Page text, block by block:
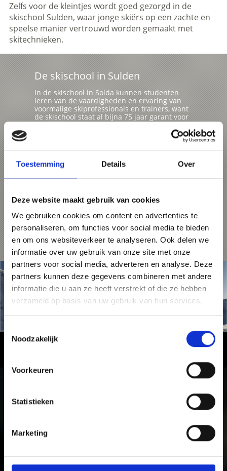
Toestemming Details Over
Deze website maakt gebruik van cookies
We gebruiken cookies om content en advertenties te
personaliseren, om functies voor social media te bieden
en om ons websiteverkeer te analyseren. Ook delen we
informatie over uw gebruik van onze site met onze
partners voor social media, adverteren en analyse. Deze
partners kunnen deze gegevens combineren met andere
informatie die u aan ze heeft verstrekt of die ze hebben
verzameld op basis van uw gebruik van hun services.
Toestemmingsselectie
Noodzakelijk
Voorkeuren
Statistieken
Marketing
Zelfs voor de kleintjes wordt goed gezorgd in de
skischool Sulden, waar jonge skiërs op een zachte en
speelse manier vertrouwd worden gemaakt met
skitechnieken.
De skischool in Sulden
In de skischool in Solda kunnen studenten
leren van de vaardigheden en ervaring van
voormalige skiprofessionals en trainers, want
de skischool staat al bijna 75 jaar garant voor
techniek, veiligheid op de ski's, gastvrijheid en
professioneel onderwijs. Met de modernste
lesmethoden leren de deelnemers carven,
snowboarden, freeriden of racen. Laat ons u
volgens de basisprincipes van het
Als lid van de "Gespecialiseerde
in het skigebied Sulden onderscheiden met
het gouden kwaliteitskeurmerk van Zuid-
Tiroolse skischolen.
Meer weten